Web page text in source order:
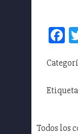
Todos los